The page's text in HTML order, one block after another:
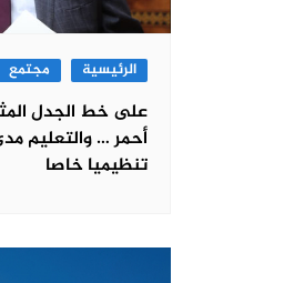
الرئيسية مجتمع
على خط الجدل
أحمر … والتعليم
تنظيميا خاصا